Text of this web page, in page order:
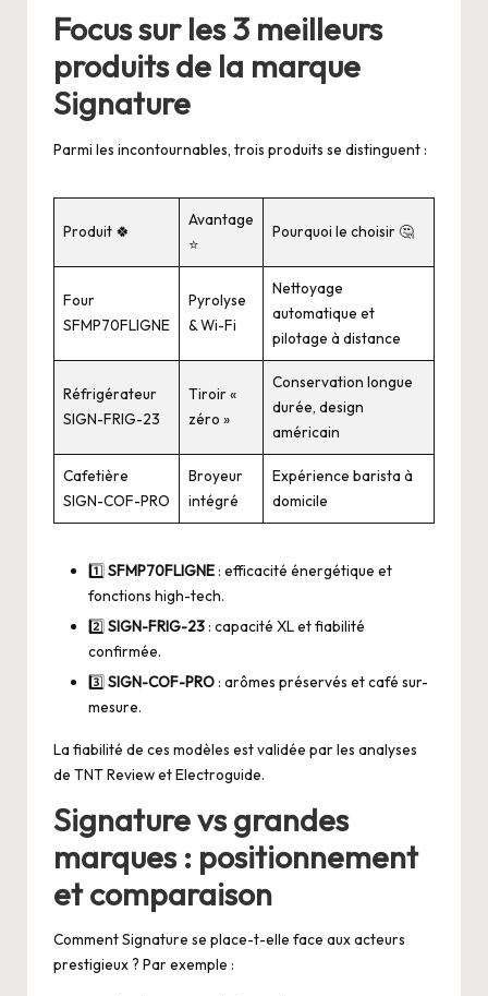
Focus sur les 3 meilleurs
produits de la marque
Signature
Parmi les incontournables, trois produits se distinguent :
Produit 🍀
Avantage
⭐️
Pourquoi le choisir 🤔
Four
SFMP70FLIGNE
Pyrolyse
& Wi-Fi
Nettoyage
automatique et
pilotage à distance
Réfrigérateur
SIGN-FRIG-23
Tiroir «
zéro »
Conservation longue
durée, design
américain
Cafetière
SIGN-COF-PRO
Broyeur
intégré
Expérience barista à
domicile
1️⃣SFMP70FLIGNE: efficacité énergétique et
fonctions high-tech.
2️⃣SIGN-FRIG-23: capacité XL et fiabilité
confirmée.
3️⃣SIGN-COF-PRO: arômes préservés et café sur-
mesure.
La fiabilité de ces modèles est validée par les analyses
de TNT ReviewetElectroguide.
Signature vs grandes
marques : positionnement
et comparaison
Comment Signature se place-t-elle face aux acteurs
prestigieux ? Par exemple :